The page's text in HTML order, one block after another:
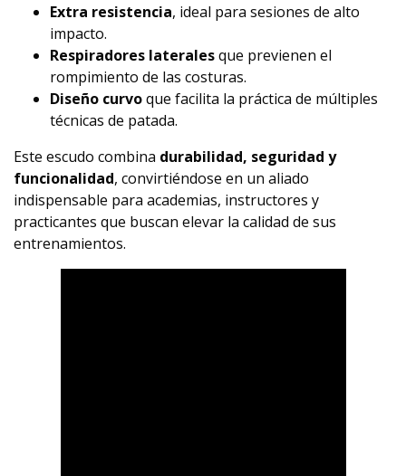
Extra resistencia, ideal para sesiones de alto
impacto.
Respiradores lateralesque previenen el
rompimiento de las costuras.
Diseño curvoque facilita la práctica de múltiples
técnicas de patada.
Este escudo combina durabilidad, seguridad y
funcionalidad, convirtiéndose en un aliado
indispensable para academias, instructores y
practicantes que buscan elevar la calidad de sus
entrenamientos.